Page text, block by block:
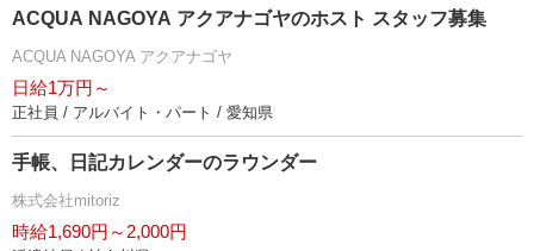
ACQUA NAGOYA アクアナゴヤのホスト スタッフ募集
ACQUA NAGOYA アクアナゴヤ
日給1万円～
正社員 / アルバイト・パート / 愛知県
手帳、日記カレンダーのラウンダー
株式会社mitoriz
時給1,690円～2,000円